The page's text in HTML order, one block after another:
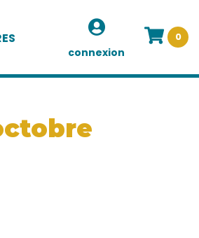
connexion
0